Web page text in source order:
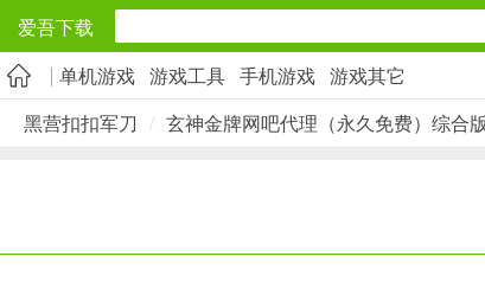
爱吾下载
安卓应用
旅游出行
单机游戏 游戏工具 手机游戏 游戏其它
黑营扣扣军刀 / 玄神金牌网吧代理（永久免费）综合版